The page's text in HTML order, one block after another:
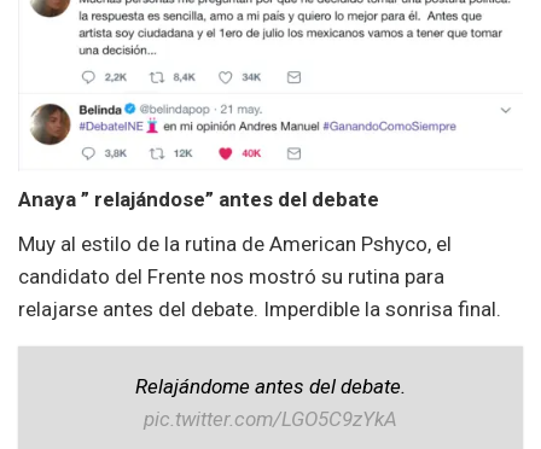
Anaya ” relajándose” antes del debate
Muy al estilo de la rutina de American Pshyco, el
candidato del Frente nos mostró su rutina para
relajarse antes del debate. Imperdible la sonrisa final.
Relajándome antes del debate.
pic.twitter.com/LGO5C9zYkA